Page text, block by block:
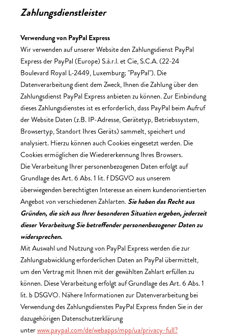
Zahlungsdienstleister
Verwendung von PayPal Express
Wir verwenden auf unserer Website den Zahlungsdienst PayPal
Express der PayPal (Europe) S.à.r.l. et Cie, S.C.A. (22-24
Boulevard Royal L-2449, Luxemburg; "PayPal"). Die
Datenverarbeitung dient dem Zweck, Ihnen die Zahlung über den
Zahlungsdienst PayPal Express anbieten zu können. Zur Einbindung
dieses Zahlungsdienstes ist es erforderlich, dass PayPal beim Aufruf
der Website Daten (z.B. IP-Adresse, Gerätetyp, Betriebssystem,
Browsertyp, Standort Ihres Geräts) sammelt, speichert und
analysiert. Hierzu können auch Cookies eingesetzt werden. Die
Cookies ermöglichen die Wiedererkennung Ihres Browsers.
Die Verarbeitung Ihrer personenbezogenen Daten erfolgt auf
Grundlage des Art. 6 Abs. 1 lit. f DSGVO aus unserem
überwiegenden berechtigten Interesse an einem kundenorientierten
Angebot von verschiedenen Zahlarten. Sie haben das Recht aus
Gründen, die sich aus Ihrer besonderen Situation ergeben, jederzeit
dieser Verarbeitung Sie betreffender personenbezogener Daten zu
widersprechen.
Mit Auswahl und Nutzung von PayPal Express werden die zur
Zahlungsabwicklung erforderlichen Daten an PayPal übermittelt,
um den Vertrag mit Ihnen mit der gewählten Zahlart erfüllen zu
können. Diese Verarbeitung erfolgt auf Grundlage des Art. 6 Abs. 1
lit. b DSGVO. Nähere Informationen zur Datenverarbeitung bei
Verwendung des Zahlungsdienstes PayPal Express finden Sie in der
dazugehörigen Datenschutzerklärung
unterwww.paypal.com/de/webapps/mpp/ua/privacy-full?